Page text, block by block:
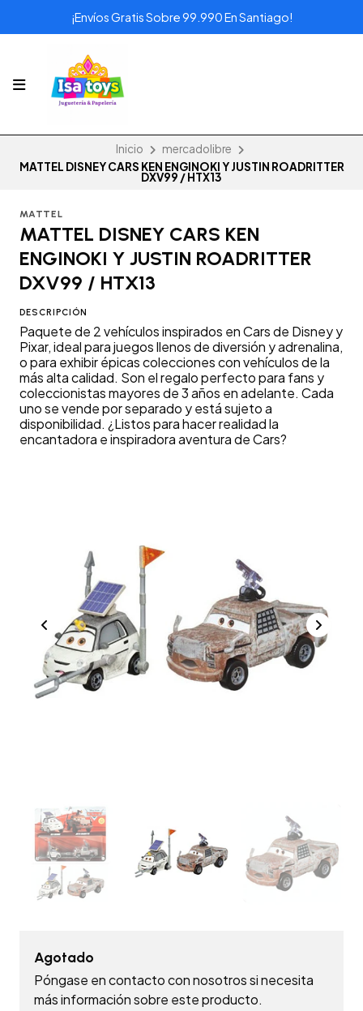
¡Envíos Gratis Sobre 99.990 En Santiago!
Inicio
mercadolibre
MATTEL DISNEY CARS KEN ENGINOKI Y JUSTIN ROADRITTER
DXV99 / HTX13
MATTEL
MATTEL DISNEY CARS KEN
ENGINOKI Y JUSTIN ROADRITTER
DXV99 / HTX13
DESCRIPCIÓN
Paquete de 2 vehículos inspirados en Cars de Disney y
Pixar, ideal para juegos llenos de diversión y adrenalina,
o para exhibir épicas colecciones con vehículos de la
más alta calidad. Son el regalo perfecto para fans y
coleccionistas mayores de 3 años en adelante. Cada
uno se vende por separado y está sujeto a
disponibilidad. ¿Listos para hacer realidad la
encantadora e inspiradora aventura de Cars?
Agotado
Póngase en contacto con nosotros si necesita
más información sobre este producto.